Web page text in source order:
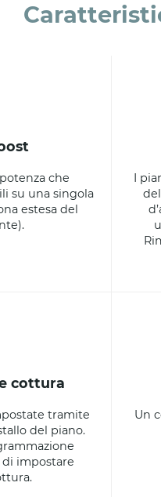
che
su una singola
estesa del
I
cottura
tramite
del piano.
impostare
Un